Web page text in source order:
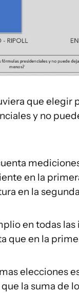
que elegir
y no
en la
en la
en todas
que en la
elecciones
la suma de